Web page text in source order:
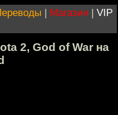
| Магазин | VIP
2, God of War на